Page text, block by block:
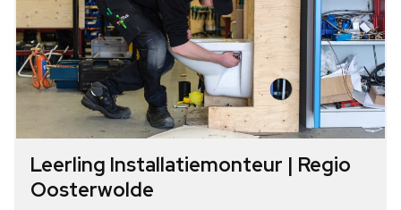
Leerling Installatiemonteur | Regio
Oosterwolde